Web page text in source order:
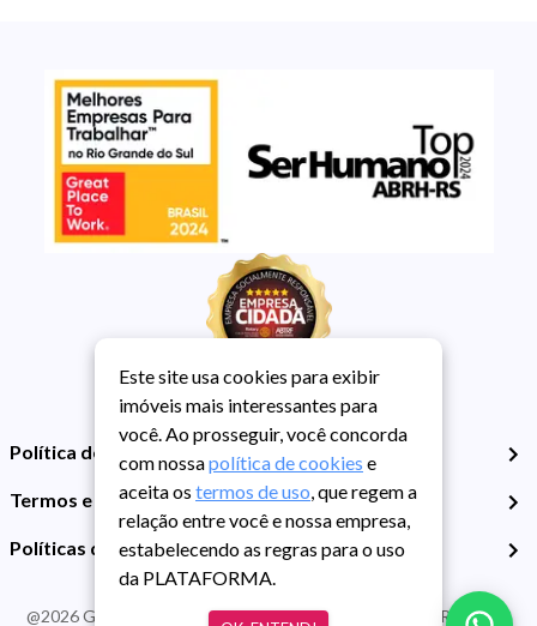
Política de Privacidade
Termos e Condições de Uso
Políticas de Cookies
@2026Guarida Imóvel. Todos os direitos reservados. CRECI RS -
Este site usa cookies para exibir
imóveis mais interessantes para
você. Ao prosseguir, você concorda
com nossapolítica de cookies e
aceita os termos de uso, que regem a
relação entre você e nossa empresa,
estabelecendo as regras para o uso
da PLATAFORMA.